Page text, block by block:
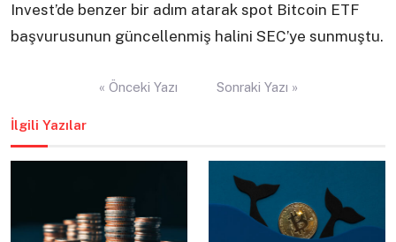
Invest’de benzer bir adım atarak spot Bitcoin ETF
başvurusunun güncellenmiş halini SEC’ye sunmuştu.
« Önceki Yazı Sonraki Yazı »
İlgili Yazılar